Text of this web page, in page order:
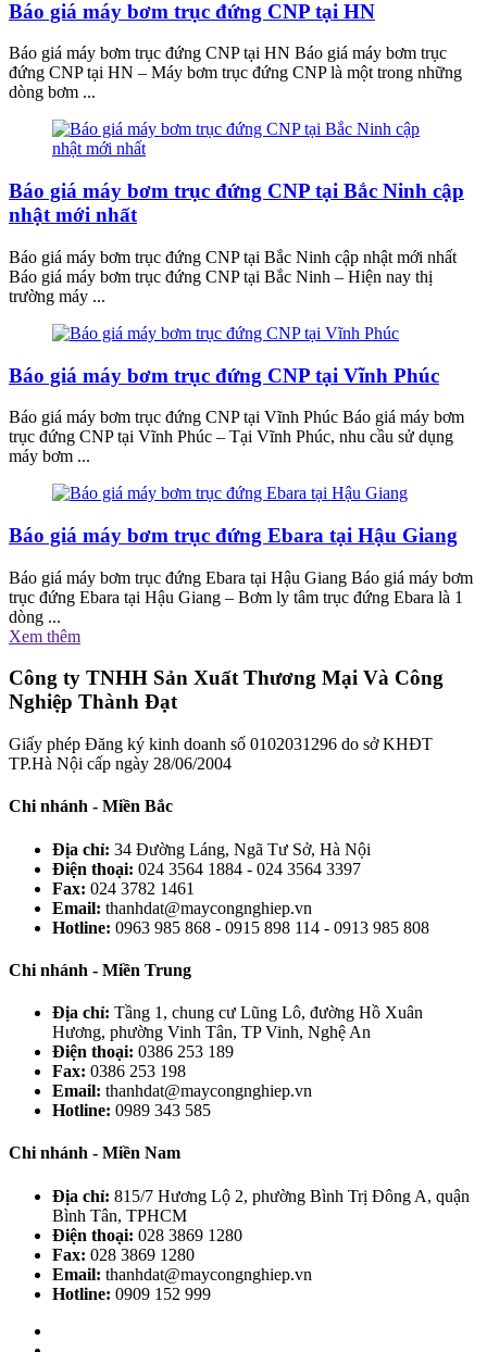
Báo giá máy bơm trục đứng CNP tại HN
Báo giá máy bơm trục đứng CNP tại HN Báo giá máy bơm trục
đứng CNP tại HN – Máy bơm trục đứng CNP là một trong những
dòng bơm ...
Báo giá máy bơm trục đứng CNP tại Bắc Ninh cập
nhật mới nhất
Báo giá máy bơm trục đứng CNP tại Bắc Ninh cập nhật mới nhất
Báo giá máy bơm trục đứng CNP tại Bắc Ninh – Hiện nay thị
trường máy ...
Báo giá máy bơm trục đứng CNP tại Vĩnh Phúc
Báo giá máy bơm trục đứng CNP tại Vĩnh Phúc Báo giá máy bơm
trục đứng CNP tại Vĩnh Phúc – Tại Vĩnh Phúc, nhu cầu sử dụng
máy bơm ...
Báo giá máy bơm trục đứng Ebara tại Hậu Giang
Báo giá máy bơm trục đứng Ebara tại Hậu Giang Báo giá máy bơm
trục đứng Ebara tại Hậu Giang – Bơm ly tâm trục đứng Ebara là 1
dòng ...
Xem thêm
Công ty TNHH Sản Xuất Thương Mại Và Công
Nghiệp Thành Đạt
Giấy phép Đăng ký kinh doanh số 0102031296 do sở KHĐT
TP.Hà Nội cấp ngày 28/06/2004
Chi nhánh - Miền Bắc
Địa chỉ: 34 Đường Láng, Ngã Tư Sở, Hà Nội
Điện thoại: 024 3564 1884 - 024 3564 3397
Fax: 024 3782 1461
Email: thanhdat@maycongnghiep.vn
Hotline: 0963 985 868 - 0915 898 114 - 0913 985 808
Chi nhánh - Miền Trung
Địa chỉ: Tầng 1, chung cư Lũng Lô, đường Hồ Xuân
Hương, phường Vinh Tân, TP Vinh, Nghệ An
Điện thoại: 0386 253 189
Fax: 0386 253 198
Email: thanhdat@maycongnghiep.vn
Hotline: 0989 343 585
Chi nhánh - Miền Nam
Địa chỉ: 815/7 Hương Lộ 2, phường Bình Trị Đông A, quận
Bình Tân, TPHCM
Điện thoại: 028 3869 1280
Fax: 028 3869 1280
Email: thanhdat@maycongnghiep.vn
Hotline: 0909 152 999